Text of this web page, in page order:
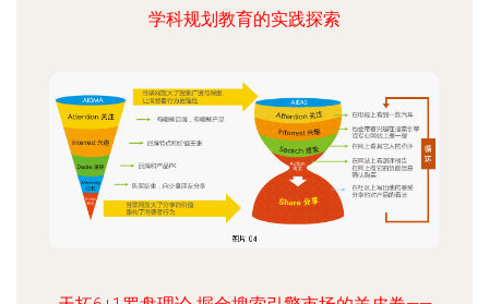
学科规划教育的实践探索